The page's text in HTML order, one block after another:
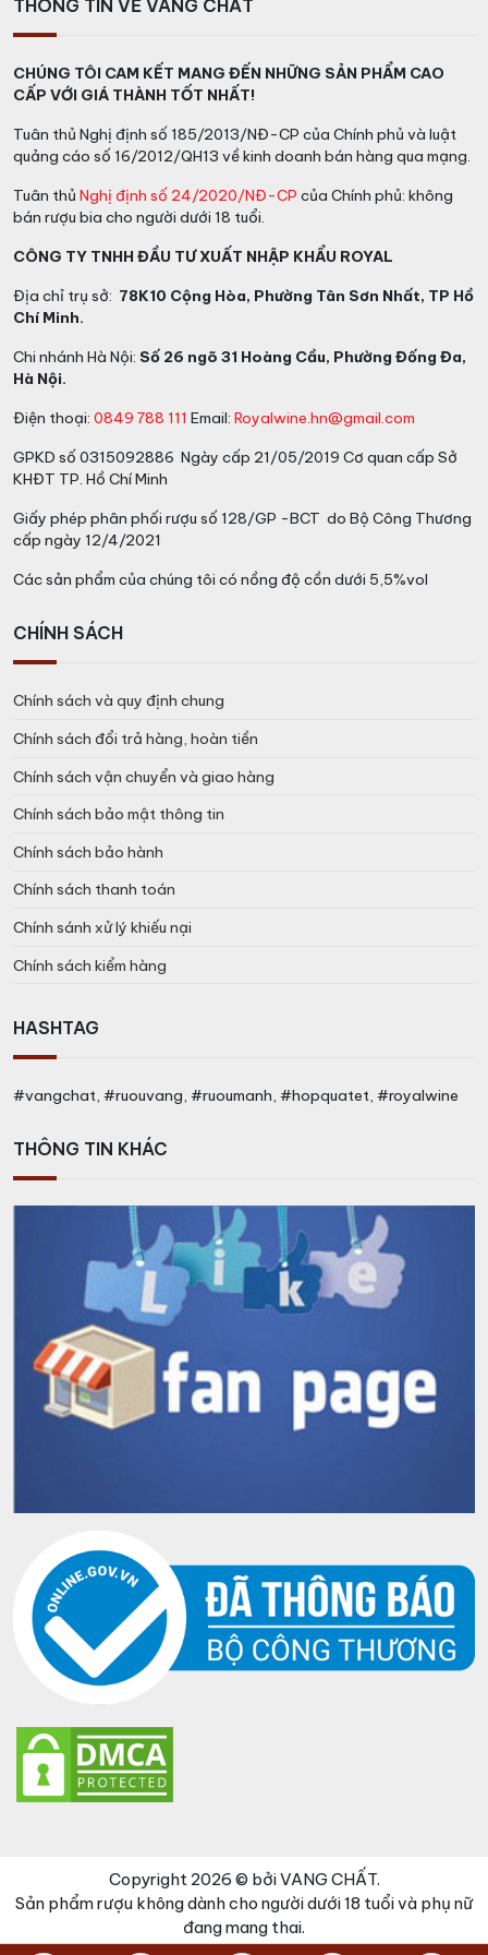
THÔNG TIN VỀ VANG CHẤT
CHÚNG TÔI CAM KẾT MANG ĐẾN NHỮNG SẢN PHẨM CAO
CẤP VỚI GIÁ THÀNH TỐT NHẤT!
Tuân thủ Nghị định số 185/2013/NĐ-CP của Chính phủ và luật
quảng cáo số 16/2012/QH13 về kinh doanh bán hàng qua mạng.
Tuân thủ Nghị định số 24/2020/NĐ-CP của Chính phủ: không
bán rượu bia cho người dưới 18 tuổi.
CÔNG TY TNHH ĐẦU TƯ XUẤT NHẬP KHẨU ROYAL
Địa chỉ trụ sở: 78K10 Cộng Hòa, Phường Tân Sơn Nhất, TP Hồ
Chí Minh.
Chi nhánh Hà Nội: Số 26 ngõ 31 Hoàng Cầu, Phường Đống Đa,
Hà Nội.
Điện thoại: 0849 788 111 Email: Royalwine.hn@gmail.com
GPKD số 0315092886 Ngày cấp 21/05/2019 Cơ quan cấp Sở
KHĐT TP. Hồ Chí Minh
Giấy phép phân phối rượu số 128/GP -BCT do Bộ Công Thương
cấp ngày 12/4/2021
Các sản phẩm của chúng tôi có nồng độ cồn dưới 5,5%vol
CHÍNH SÁCH
Chính sách và quy định chung
Chính sách đổi trả hàng, hoàn tiền
Chính sách vận chuyển và giao hàng
Chính sách bảo mật thông tin
Chính sách bảo hành
Chính sách thanh toán
Chính sánh xử lý khiếu nại
Chính sách kiểm hàng
HASHTAG
#vangchat, #ruouvang, #ruoumanh, #hopquatet, #royalwine
THÔNG TIN KHÁC
Copyright 2026 © bởi VANG CHẤT.
Sản phẩm rượu không dành cho người dưới 18 tuổi và phụ nữ
đang mang thai.